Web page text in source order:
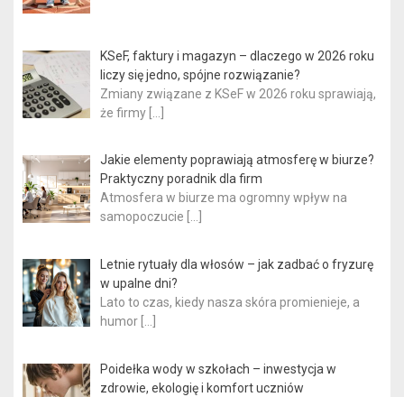
KSeF, faktury i magazyn – dlaczego w 2026 roku
liczy się jedno, spójne rozwiązanie?
Zmiany związane z KSeF w 2026 roku sprawiają,
że firmy
Jakie elementy poprawiają atmosferę w biurze?
Praktyczny poradnik dla firm
Atmosfera w biurze ma ogromny wpływ na
samopoczucie […]
Letnie rytuały dla włosów – jak zadbać o fryzurę
w upalne dni?
Lato to czas, kiedy nasza skóra promienieje, a
humor
Poidełka wody w szkołach – inwestycja w
zdrowie, ekologię i komfort uczniów